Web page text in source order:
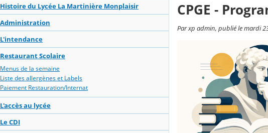
Histoire du Lycée La Martinière Monplaisir
Administration
L'intendance
Restaurant Scolaire
Menus de la semaine
Liste des allergènes et Labels
Paiement Restauration/Internat
L'accès au lycée
Le CDI
CPGE -
Par xp admin, publié le mardi